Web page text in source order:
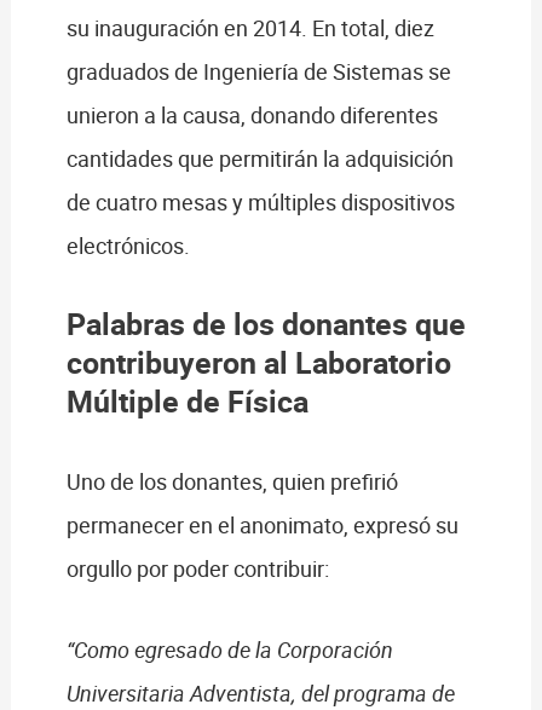
su inauguración en 2014. En total, diez
graduados de Ingeniería de Sistemas se
unieron a la causa, donando diferentes
cantidades que permitirán la adquisición
de cuatro mesas y múltiples dispositivos
electrónicos.
Palabras de los donantes que
contribuyeron al Laboratorio
Múltiple de Física
Uno de los donantes, quien prefirió
permanecer en el anonimato, expresó su
orgullo por poder contribuir:
“Como egresado de la Corporación
Universitaria Adventista, del programa de